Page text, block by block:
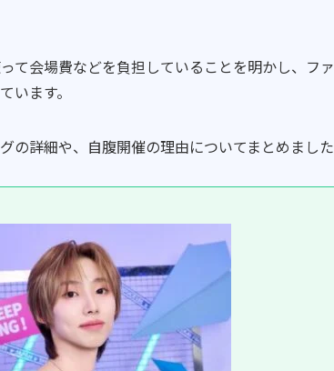
て会場費などを負担していることを明かし、フ
ます。
詳細や、自腹開催の理由についてまとめました